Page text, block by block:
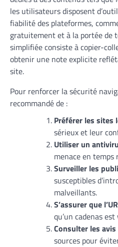
les utilisateurs disposent
fiabilité des plateformes,
gratuitement et à la portée de
simplifiée consiste à copier-
obtenir une note explicite
site.
Pour renforcer la sécurité
recommandé de :
Préférer les sites
sérieux et leur
Utiliser un
menace en temps
Surveiller les
susceptibles
malveillants.
S’assurer que
qu’un cadenas
Consulter les
sources pour